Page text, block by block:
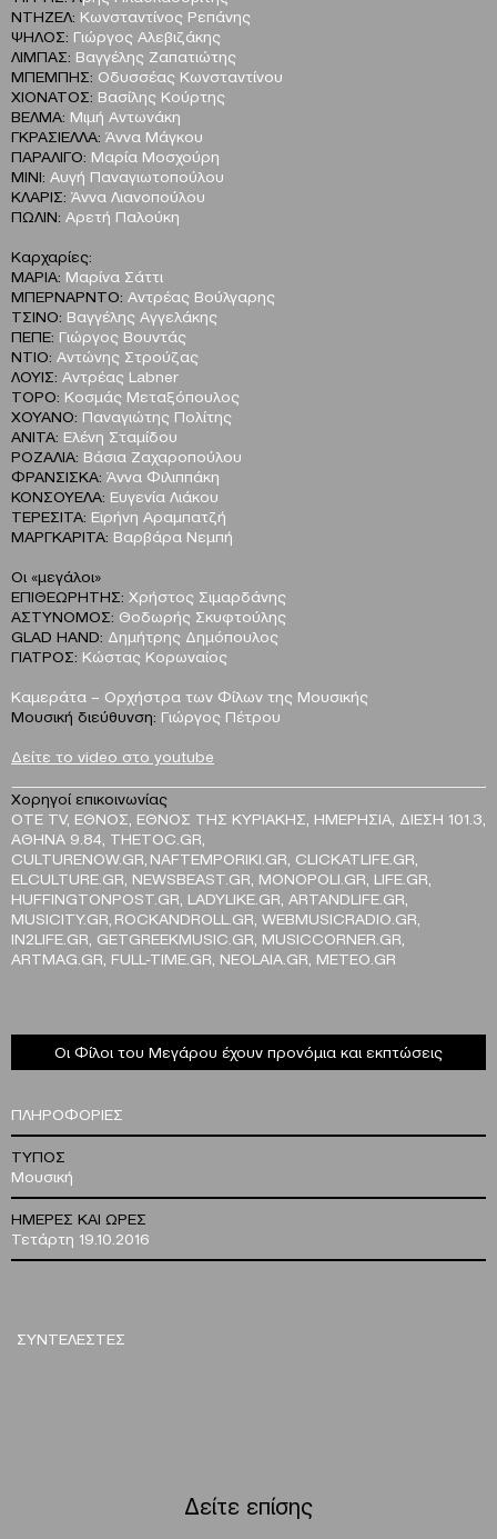
ΝΤΗΖΕΛ: Κωνσταντίνος Ρεπάνης
ΨΗΛΟΣ: Γιώργος Αλεβιζάκης
ΛΙΜΠΑΣ: Βαγγέλης Ζαπατιώτης
ΜΠΕΜΠΗΣ: Οδυσσέας Κωνσταντίνου
ΧΙΟΝΑΤΟΣ: Βασίλης Κούρτης
ΒΕΛΜΑ: Μιμή Αντωνάκη
ΓΚΡΑΣΙΕΛΛΑ: Άννα Μάγκου
ΠΑΡΑΛΙΓΟ: Μαρία Μοσχούρη
ΜΙΝΙ: Αυγή Παναγιωτοπούλου
ΚΛΑΡΙΣ: Άννα Λιανοπούλου
ΠΩΛΙΝ: Αρετή Παλούκη
Καρχαρίες:
ΜΑΡΙΑ: Μαρίνα Σάττι
ΜΠΕΡΝΑΡΝΤΟ: Αντρέας Βούλγαρης
ΤΣΙΝΟ: Βαγγέλης Αγγελάκης
ΠΕΠΕ: Γιώργος Βουντάς
ΝΤΙΟ: Αντώνης Στρούζας
ΛΟΥΙΣ: Αντρέας Labner
ΤΟΡΟ: Κοσμάς Μεταξόπουλος
ΧΟΥΑΝΟ: Παναγιώτης Πολίτης
ΑΝΙΤΑ: Ελένη Σταμίδου
ΡΟΖΑΛΙΑ: Βάσια Ζαχαροπούλου
ΦΡΑΝΣΙΣΚΑ: Άννα Φιλιππάκη
ΚΟΝΣΟΥΕΛΑ: Ευγενία Λιάκου
ΤΕΡΕΣΙΤΑ: Ειρήνη Αραμπατζή
ΜΑΡΓΚΑΡΙΤΑ: Βαρβάρα Νεμπή
Οι «μεγάλοι»
ΕΠΙΘΕΩΡΗΤΗΣ: Χρήστος Σιμαρδάνης
ΑΣΤΥΝΟΜΟΣ: Θοδωρής Σκυφτούλης
GLAD HAND: Δημήτρης Δημόπουλος
ΓΙΑΤΡΟΣ: Κώστας Κορωναίος
Καμεράτα – Ορχήστρα των Φίλων της Μουσικής
Μουσική διεύθυνση: Γιώργος Πέτρου
Δείτε το video στο youtube
Χορηγοί επικοινωνίας
ΟΤΕ TV, ΕΘΝΟΣ, ΕΘΝΟΣ ΤΗΣ ΚΥΡΙΑΚΗΣ, ΗΜΕΡΗΣΙΑ, ΔΙΕΣΗ 101.3,
ΑΘΗΝΑ 9.84, THETOC.GR,
CULTURENOW.GR, NAFTEMPORIKI.GR, CLICKATLIFE.GR,
ELCULTURE.GR, NEWSBEAST.GR, MONOPOLI.GR, LIFE.GR,
HUFFINGTONPOST.GR, LADYLIKE.GR, ARTANDLIFE.GR,
MUSICITY.GR, ROCKANDROLL.GR, WEBMUSICRADIO.GR,
IN2LIFE.GR, GETGREEKMUSIC.GR, MUSICCORNER.GR,
ARTMAG.GR, FULL-TIME.GR, NEOLAIA.GR, METEO.GR
Οι Φίλοι του Μεγάρου έχουν προνόμια και εκπτώσεις
ΠΛΗΡΟΦΟΡΙΕΣ
ΤΥΠΟΣ
Μουσική
ΗΜΕΡΕΣ ΚΑΙ ΩΡΕΣ
Τετάρτη 19.10.2016
ΣΥΝΤΕΛΕΣΤΕΣ
Δείτε επίσης